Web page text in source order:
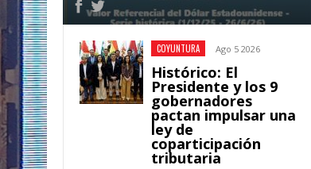
COYUNTURA Ago 5 2026
Histórico: El
Presidente y los 9
gobernadores
pactan impulsar una
ley de
coparticipación
tributaria